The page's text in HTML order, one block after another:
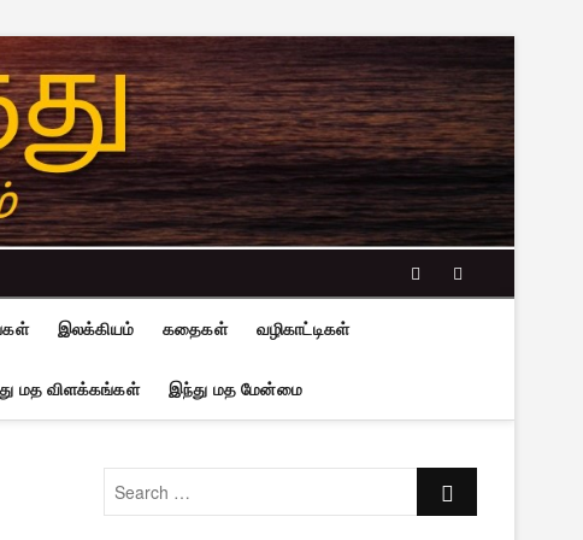
facebooktwitter
இலக்கியம் கதைகள் வழிகாட்டிகள்
மத விளக்கங்கள் இந்து மத மேன்மை